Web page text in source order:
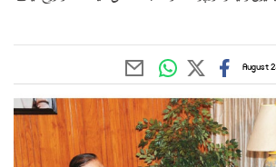
August